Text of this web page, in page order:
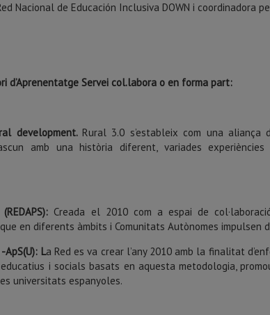
Nacional de Educación Inclusiva DOWN i coordinadora
d’Aprenentatge Servei col.labora o en forma part:
development. Rural 3.0 s’estableix com una
amb una història diferent, variades experiències
Creada el 2010 com a espai de
en diferents àmbits i Comunitats Autònomes impulsen
La Red es va crear l’any 2010 amb la finalitat
educatius i socials basats en aquesta metodologia,
universitats espanyoles.